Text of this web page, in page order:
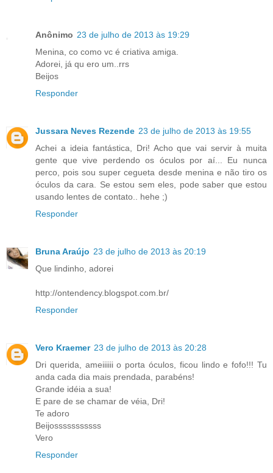
Anônimo 23 de julho de 2013 às 19:29
Menina, co como vc é criativa amiga.
Adorei, já qu ero um..rrs
Beijos
Responder
Jussara Neves Rezende 23 de julho de 2013 às 19:55
Achei a ideia fantástica, Dri! Acho que vai servir à muita
gente que vive perdendo os óculos por aí... Eu nunca
perco, pois sou super cegueta desde menina e não tiro os
óculos da cara. Se estou sem eles, pode saber que estou
usando lentes de contato.. hehe ;)
Responder
Bruna Araújo 23 de julho de 2013 às 20:19
Que lindinho, adorei
http://ontendency.blogspot.com.br/
Responder
Vero Kraemer 23 de julho de 2013 às 20:28
Dri querida, ameiiiiii o porta óculos, ficou lindo e fofo!!! Tu
anda cada dia mais prendada, parabéns!
Grande idéia a sua!
E pare de se chamar de véia, Dri!
Te adoro
Beijosssssssssss
Vero
Responder